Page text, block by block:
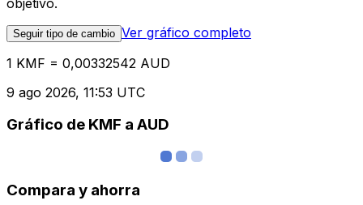
Seguir tipo de cambio Ver gráfico completo
1 KMF = 0,00332542 AUD
9 ago 2026, 11:53 UTC
Gráfico de KMF a AUD
Compara y ahorra